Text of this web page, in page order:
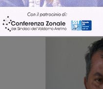
Ultime Notizie